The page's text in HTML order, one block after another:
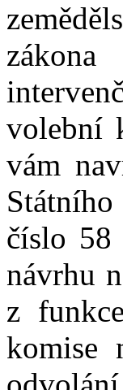
volební
vám
číslo 58
návrhu
z
komise